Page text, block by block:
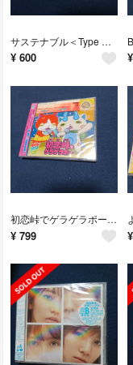
サステナブル＜Type A＞（初回限定盤）
¥ 600 ¥
初恋峠でゲラゲラポー/祭り囃子でゲラゲラポー（DVD付）
¥ 799 ¥